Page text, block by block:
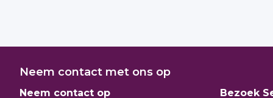
Neem contact met ons op
Neem contact op Bezoek